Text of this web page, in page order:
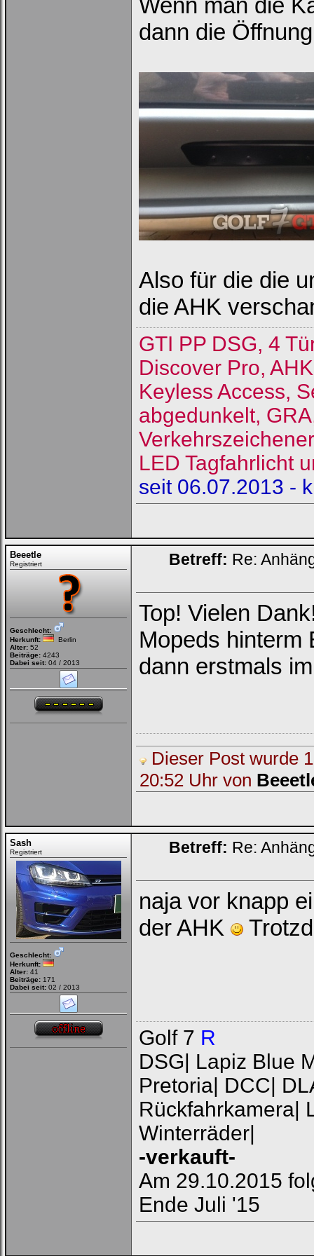
Ich habe mein Passwort
vergessen
Wenn man die
dann die
Also für die die
die AHK
GTI PP DSG, 4
Discover Pro,
Keyless Access,
abgedunkelt,
LED Tagfahrlicht
seit 06.07.2013 -
Beeetle
Registriert
Geschlecht:
Herkunft:
Berlin
Alter: 52
Beiträge: 4243
Dabei seit: 04 / 2013
Betreff: Re:
Top! Vielen
Mopeds hinterm
dann erstmals
Dieser Post wurde
20:52 Uhr von
Sash
Registriert
Geschlecht:
Herkunft:
Alter: 41
Beiträge: 171
Dabei seit: 02 / 2013
Betreff: Re:
naja vor knapp
der AHK
Golf 7 R
DSG| Lapiz Blue
Pretoria| DCC|
Rückfahrkamera|
Winterräder|
-verkauft-
Am 29.10.2015
Ende Juli '15